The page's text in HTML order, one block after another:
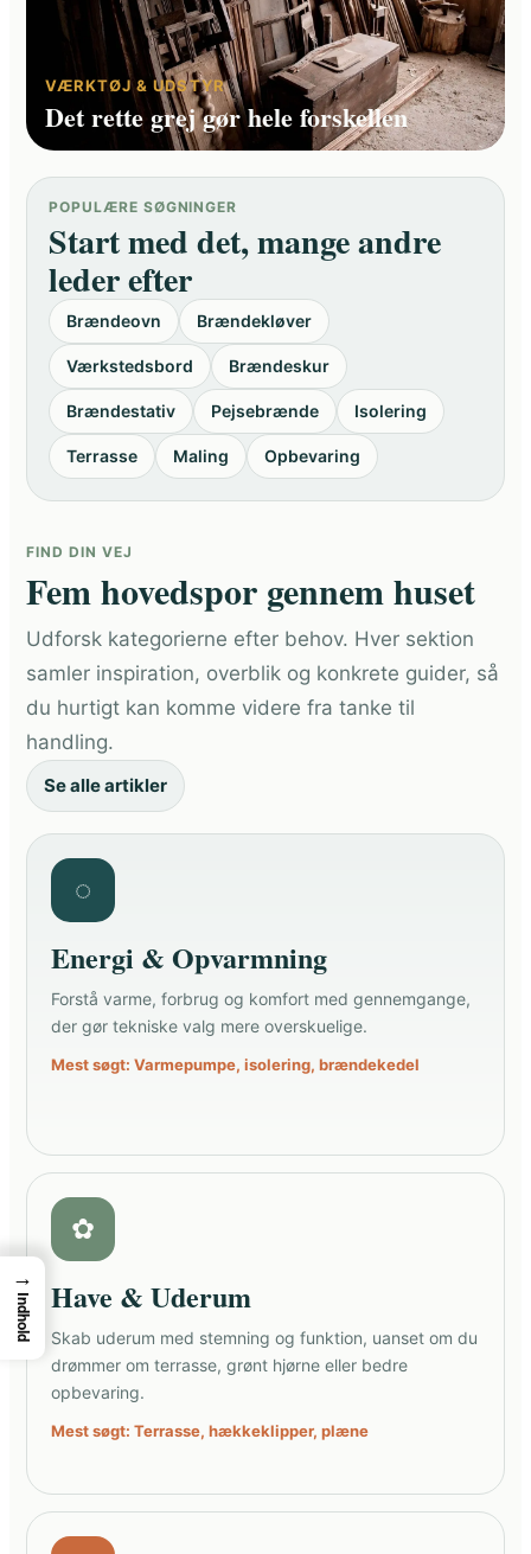
VÆRKTØJ & UDSTYR
Det rette grej gør hele forskellen
POPULÆRE SØGNINGER
Start med det, mange andre
leder efter
Brændeovn Brændekløver
Værkstedsbord Brændeskur
Brændestativ Pejsebrænde Isolering
Terrasse Maling Opbevaring
FIND DIN VEJ
Fem hovedspor gennem huset
Udforsk kategorierne efter behov. Hver sektion
samler inspiration, overblik og konkrete guider, så
du hurtigt kan komme videre fra tanke til
handling.
Se alle artikler
◌
Energi & Opvarmning
Forstå varme, forbrug og komfort med gennemgange,
der gør tekniske valg mere overskuelige.
Mest søgt: Varmepumpe, isolering, brændekedel
✿
Have & Uderum
Skab uderum med stemning og funktion, uanset om du
drømmer om terrasse, grønt hjørne eller bedre
opbevaring.
Mest søgt: Terrasse, hækkeklipper, plæne
→
Indhold